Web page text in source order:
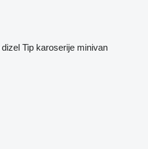
dizel Tip karoserije minivan